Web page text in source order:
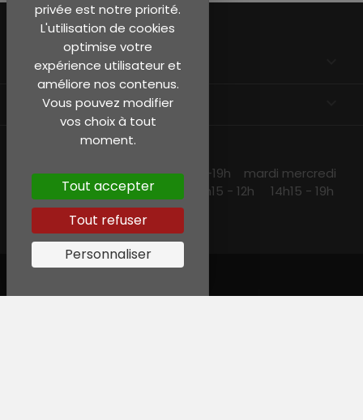
EN SAVOIR PLUS
INFORMATIONS
NOS HORAIRES
lundi et jeudi 10h15 -13h30 14h30 -19h mardi mercredi
et vendredi 10h15-19h samedi 10h15 - 12h 14h15 - 19h
privée est notre priorité.
L'utilisation de cookies
optimise votre
expérience utilisateur et
améliore nos contenus.
Vous pouvez modifier
vos choix à tout
moment.
Tout accepter
Tout refuser
Personnaliser